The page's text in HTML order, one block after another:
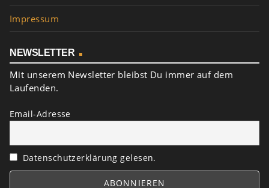
Impressum
NEWSLETTER
Mit unserem Newsletter bleibst Du immer auf dem
Laufenden.
Email-Adresse
Datenschutzerklärung gelesen.